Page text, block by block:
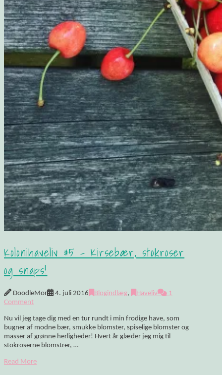
Kolonihaveliv #5 – Kirsebær, stokroser
og snaps!
DoodleMor 4. juli 2016 Blogindlæg, Haveliv
1
Comment
Nu vil jeg tage dig med en tur rundt i min frodige have, som
bugner af modne bær, smukke blomster, spiselige blomster og
masser af grønne herligheder! Hvert år glæder jeg mig til
stokroserne blomstrer, …
Read More